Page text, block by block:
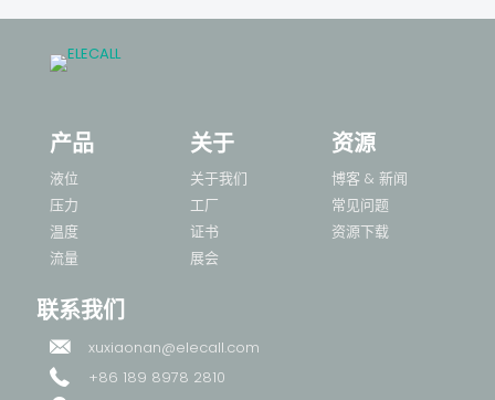
产品
液位
压力
温度
流量
关于
关于我们
工厂
证书
展会
资源
博客 & 新闻
常见问题
资源下载
联系我们
xuxiaonan@elecall.com
+86 189 8978 2810